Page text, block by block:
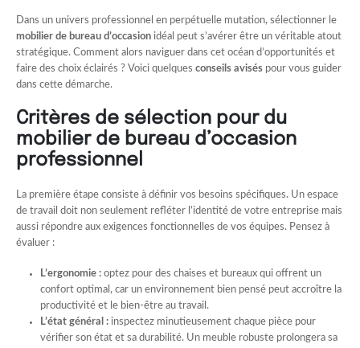
Dans un univers professionnel en perpétuelle mutation, sélectionner le
mobilier de bureau d’occasion idéal peut s’avérer être un véritable atout
stratégique. Comment alors naviguer dans cet océan d’opportunités et
faire des choix éclairés ? Voici quelques conseils avisés pour vous guider
dans cette démarche.
Critères de sélection pour du
mobilier de bureau d’occasion
professionnel
La première étape consiste à définir vos besoins spécifiques. Un espace
de travail doit non seulement refléter l’identité de votre entreprise mais
aussi répondre aux exigences fonctionnelles de vos équipes. Pensez à
évaluer :
L’ergonomie :optez pour des chaises et bureaux qui offrent un
confort optimal, car un environnement bien pensé peut accroître la
productivité et le bien-être au travail.
L’état général :inspectez minutieusement chaque pièce pour
vérifier son état et sa durabilité. Un meuble robuste prolongera sa